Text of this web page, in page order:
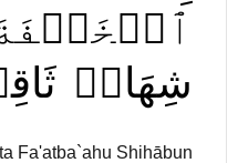
شِهَابٞ
Fa'atba`ahu Shihābun